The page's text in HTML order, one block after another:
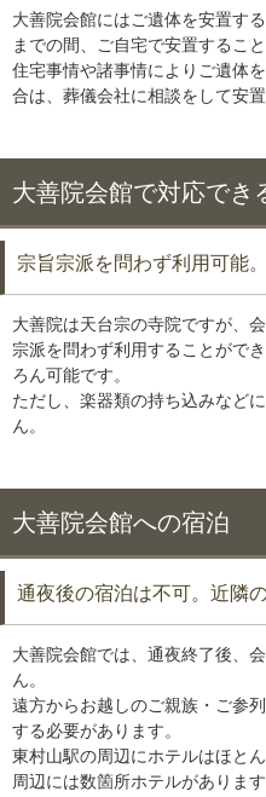
大善院会館にはご遺体を安置す
までの間、ご自宅で安置すること
住宅事情や諸事情によりご遺体
合は、葬儀会社に相談をして安
大善院会館で対応でき
宗旨宗派を問わず利用可能
大善院は天台宗の寺院ですが、
宗派を問わず利用することがで
ろん可能です。
ただし、楽器類の持ち込みなど
ん。
大善院会館への宿泊
通夜後の宿泊は不可。近隣
大善院会館では、通夜終了後、
ん。
遠方からお越しのご親族・ご参
する必要があります。
東村山駅の周辺にホテルはほと
周辺には数箇所ホテルがあります